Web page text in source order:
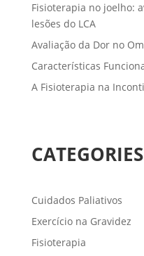
Fisioterapia no joelho:
lesões do LCA
Avaliação da Dor no
Características
A Fisioterapia na
CATEGORIES
Cuidados Paliativos
Exercício na Gravidez
Fisioterapia